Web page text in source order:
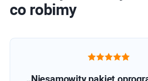
co robimy